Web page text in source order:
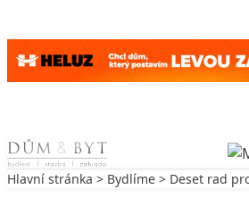
Skip to content
Hlavní stránka > Bydlíme > Deset rad